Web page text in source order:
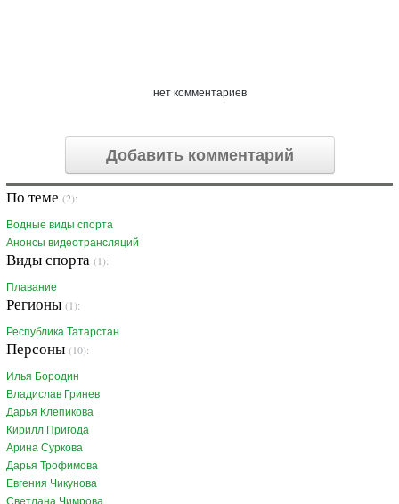
нет комментариев
Добавить комментарий
По теме (2):
Водные виды спорта
Анонсы видеотрансляций
Виды спорта (1):
Плавание
Регионы (1):
Республика Татарстан
Персоны (10):
Илья Бородин
Владислав Гринев
Дарья Клепикова
Кирилл Пригода
Арина Суркова
Дарья Трофимова
Евгения Чикунова
Светлана Чимрова